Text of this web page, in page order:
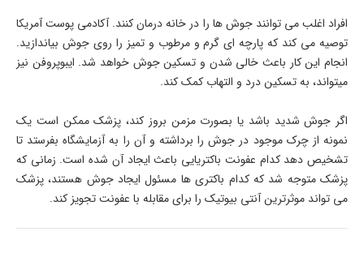
افراد اغلب می توانند جوش ها را در خانه درمان کنند. آکادمی پوست آمریکا
توصیه می کند که پارچه ای گرم و مرطوب و تمیز را روی جوش بیاندازید.
انجام این کار باعث خالی شدن و تسکین جوش خواهد شد. ایبوپروفن نیز
میتواند، به تسکین درد و التهاب کمک کند.
اگر جوش شدید باشد یا بصورت مزمن بروز کند، پزشک ممکن است یک
نمونه از چرک موجود در جوش را برداشته و آن را به آزمایشگاه بفرستد تا
تشخیص دهد کدام عفونت باکتریایی باعث ایجاد آن شده است. زمانی که
پزشک متوجه شد که کدام باکتری ها مسئول ایجاد جوش هستند، پزشک
می تواند موثرترین آنتی بیوتیک را برای مقابله با عفونت تجویز کند.